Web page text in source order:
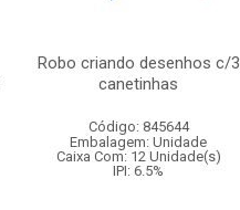
Robo criando desenhos c/3
canetinhas
Código: 845644
Embalagem: Unidade
Caixa Com: 12 Unidade(s)
IPI: 6.5%